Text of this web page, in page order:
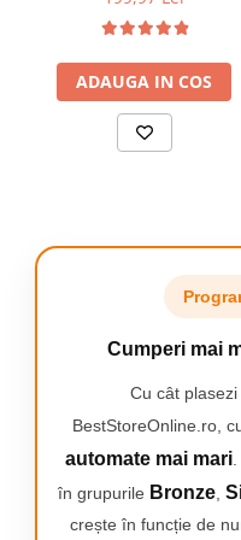
Material textil respirabil
Design modern și versatil
stil de amenajare.
îți oferă o soluție
pentru o garderobă mereu
Bare pentru Umerașe,
Multiple Rafturi, Husă cu
Fermoare Duble, Material
Respirabil, Gri
ADAUGA IN COS
Cumperi mai
Cu cât
BestStoreOnline.ro,
automate mai mari.
în grupurile Bronze
crește în funcție de